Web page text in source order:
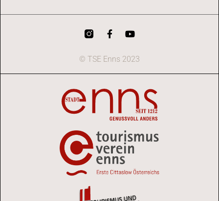
© TSE Enns 2023